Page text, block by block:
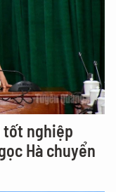
tốt nghiệp
Hà chuyển